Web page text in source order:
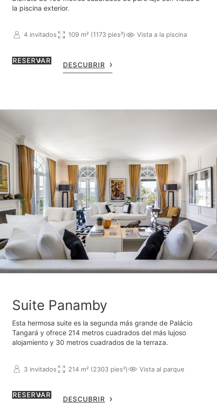
la piscina exterior.
4 invitados 109 m² (1173 pies²) Vista a la piscina
RESERVAR
DESCUBRIR
Suite Panamby
Esta hermosa suite es la segunda más grande de Palácio
Tangará y ofrece 214 metros cuadrados del más lujoso
alojamiento y 30 metros cuadrados de la terraza.
3 invitados 214 m² (2303 pies²) Vista al parque
RESERVAR
DESCUBRIR